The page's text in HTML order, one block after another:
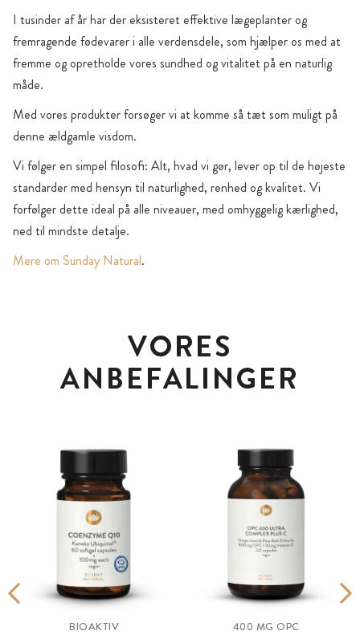
I tusinder af år har der eksisteret effektive lægeplanter og
fremragende fødevarer i alle verdensdele, som hjælper os med at
fremme og opretholde vores sundhed og vitalitet på en naturlig
måde.
Med vores produkter forsøger vi at komme så tæt som muligt på
denne ældgamle visdom.
Vi følger en simpel filosofi: Alt, hvad vi gør, lever op til de højeste
standarder med hensyn til naturlighed, renhed og kvalitet. Vi
forfølger dette ideal på alle niveauer, med omhyggelig kærlighed,
ned til mindste detalje.
Mere om Sunday Natural.
VORES
ANBEFALINGER
BIOAKTIV 400 MG OPC